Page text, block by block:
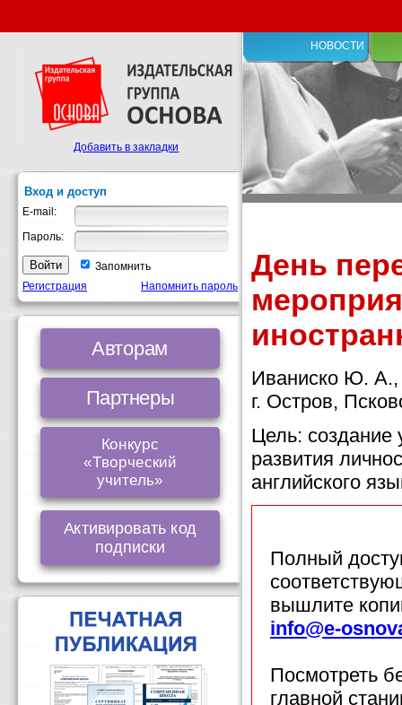
НОВОСТИ
День
Иваниско Ю.
г. Остров,
Цель: создание
развития
английского
Полный
вышлите
info@e-
Посмотреть
главной
Добавить в закладки
Вход и доступ
E-mail:
Пароль:
Запомнить
Регистрация
Напомнить пароль
Авторам
Партнеры
Конкурс
«Творческий
учитель»
Активировать код
подписки